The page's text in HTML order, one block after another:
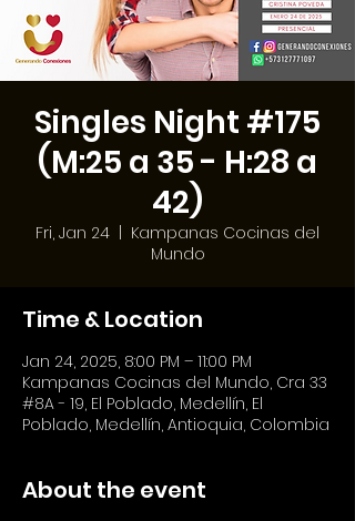
Singles Night #175
(M:25 a 35 - H:28 a
42)
Fri, Jan 24
Kampanas Cocinas del
Mundo
Time & Location
Jan 24, 2025, 8:00 PM – 11:00 PM
Kampanas Cocinas del Mundo, Cra 33
#8A - 19, El Poblado, Medellín, El
Poblado, Medellín, Antioquia, Colombia
About the event